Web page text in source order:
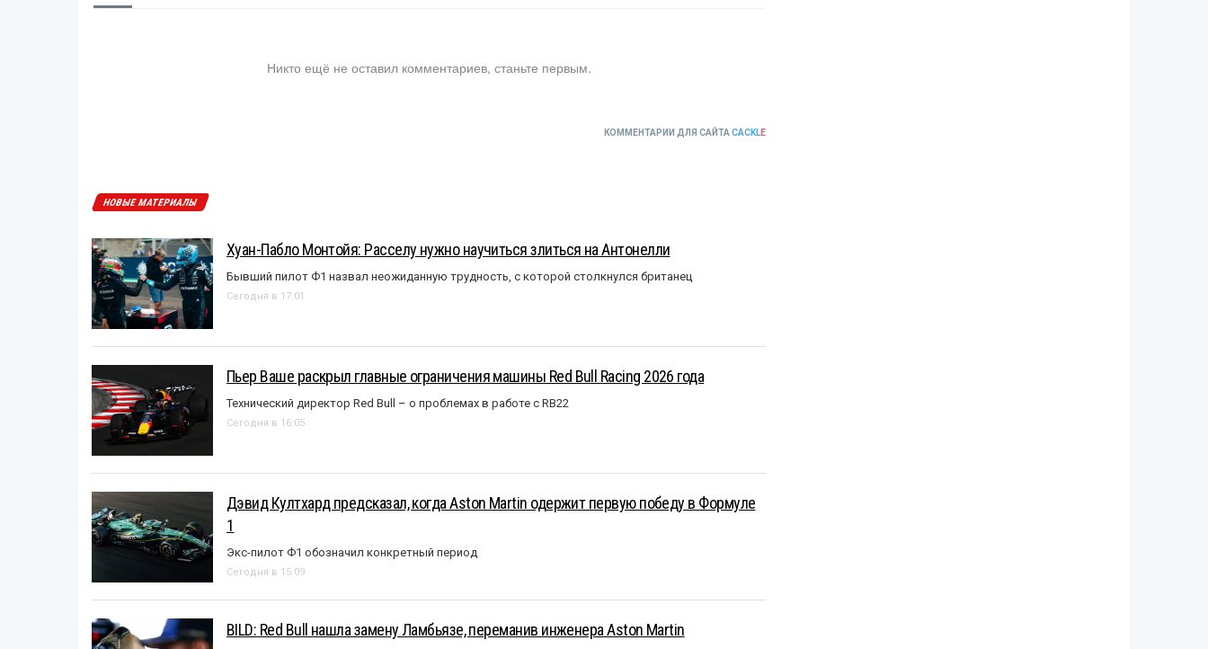
Никто ещё не оставил комментариев, станьте первым.
КОММЕНТАРИИ ДЛЯ САЙТА CACKLE
НОВЫЕ МАТЕРИАЛЫ
Хуан-Пабло Монтойя: Расселу нужно научиться злиться на Антонелли
Бывший пилот Ф1 назвал неожиданную трудность, с которой столкнулся британец
Сегодня в 17:01
Пьер Ваше раскрыл главные ограничения машины Red Bull Racing 2026 года
Технический директор Red Bull – о проблемах в работе с RB22
Сегодня в 16:05
Дэвид Култхард предсказал, когда Aston Martin одержит первую победу в Формуле
1
Экс-пилот Ф1 обозначил конкретный период
Сегодня в 15:09
BILD: Red Bull нашла замену Ламбьязе, переманив инженера Aston Martin